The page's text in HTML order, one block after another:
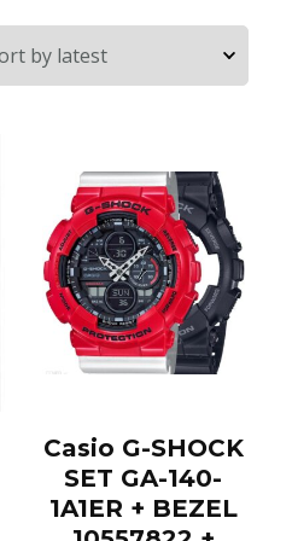
Casio G-SHOCK
SET GA-140-
1A1ER + BEZEL